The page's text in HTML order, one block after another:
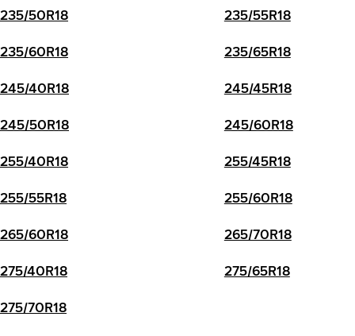
235/50R18 235/55R18
235/60R18 235/65R18
245/40R18 245/45R18
245/50R18 245/60R18
255/40R18 255/45R18
255/55R18 255/60R18
265/60R18 265/70R18
275/40R18 275/65R18
275/70R18